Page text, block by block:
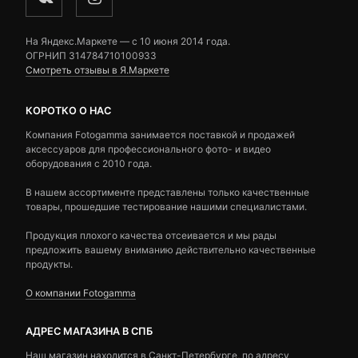
На Яндекс.Маркете — c 10 июня 2014 года.
ОГРНИП 314784710100933
Смотреть отзывы в Я.Маркете
КОРОТКО О НАС
Компания Fotogamma занимается поставкой и продажей
аксессуаров для профессионального фото- и видео
оборудования с 2010 года.
В нашем ассортименте представлены только качественные
товары, прошедшие тестирование нашими специалистами.
Продукция плохого качества отсеивается и мы рады
предложить вашему вниманию действительно качественные
продукты.
О компании Fotogamma
АДРЕС МАГАЗИНА В СПБ
Наш магазин находится в Санкт-Петербурге, по адресу